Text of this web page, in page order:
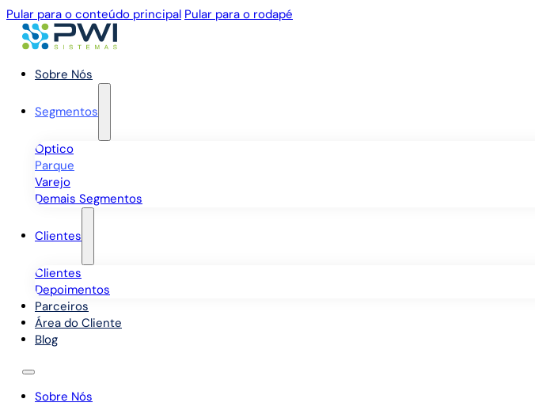
Pular para o conteúdo principal Pular para o rodapé
Sobre Nós
Segmentos
Óptico
Parque
Varejo
Demais Segmentos
Clientes
Clientes
Depoimentos
Parceiros
Área do Cliente
Blog
Sobre Nós